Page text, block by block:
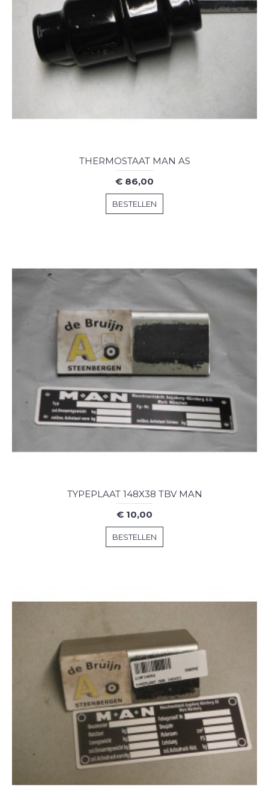
THERMOSTAAT MAN AS
€ 86,00
BESTELLEN
TYPEPLAAT 148X38 TBV MAN
€ 10,00
BESTELLEN